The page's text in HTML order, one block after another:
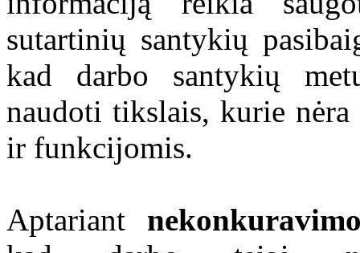
sutartinių santykių
kad darbo santykių
naudoti tikslais, kurie
ir funkcijomis.
Aptariant